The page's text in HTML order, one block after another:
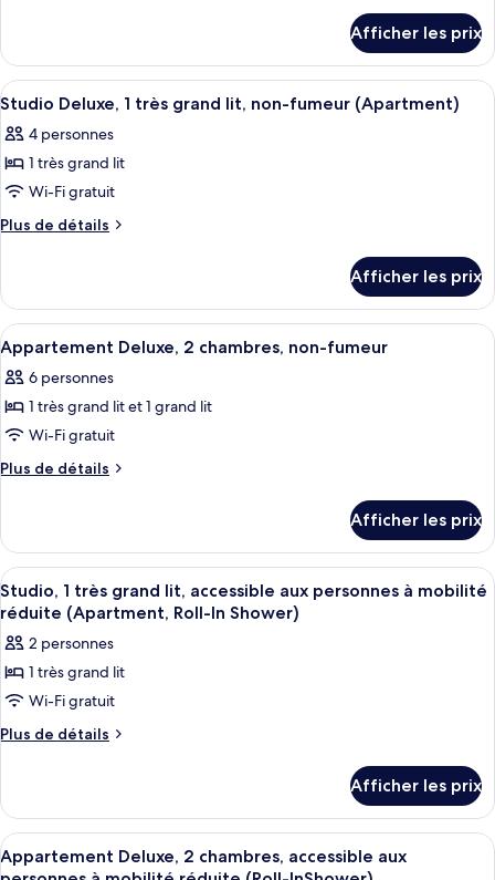
chambre :
Studio
Deluxe,
grand
lit,
non-
fumeur
Studio
Deluxe,
1
lit,
non-
(Apartment)
Afficher les prix
Afficher
toutes
les
photos
pour
ce
chambre :
Studio
Deluxe,
très
grand
lit,
non-
Studio Deluxe, 1 très grand lit, non-
8
Studio Deluxe, 1 très grand lit, non-fumeur (Apartment)
4 personnes
1 très grand lit
Wi-Fi gratuit
Plus de détails
Plus
Studio
Deluxe,
1
très
grand
lit,
fumeur
(Apartment)
Afficher les prix
Afficher
toutes
les
photos
pour
ce
chambre :
Appartement
Deluxe,
2
chambres,
non-
fumeur
Rideaux d’obscurcissement, fer et
7
Appartement Deluxe, 2 chambres, non-fumeur
6 personnes
1 très grand lit et 1 grand lit
Wi-Fi gratuit
Plus de détails
Plus
Appartement
Deluxe,
2
chambres,
fumeur
Afficher les prix
Afficher
toutes
les
photos
pour
ce
type
Studio,
très
Studio, 1 très grand lit, accessible
6
Studio, 1 très grand lit, accessible aux personnes à mobilité
réduite (Apartment, Roll-In Shower)
2 personnes
1 très grand lit
Wi-Fi gratuit
Plus de détails
Plus
Studio,
très
grand
Afficher les prix
Afficher
toutes
Rideaux d’obscurcissement, fer et
9
Appartement Deluxe, 2 chambres, accessible aux